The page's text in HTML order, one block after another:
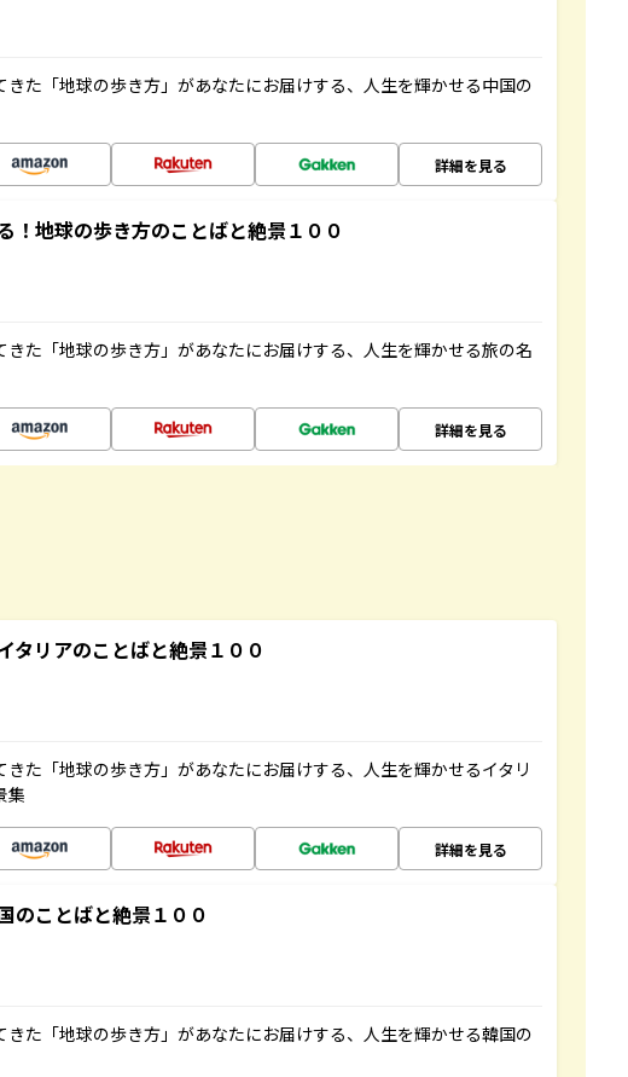
た「地球の歩き方」があなたにお届けする、人生を輝かせる中国の
詳細を見る
！地球の歩き方のことばと絶景１００
た「地球の歩き方」があなたにお届けする、人生を輝かせる旅の名
詳細を見る
タリアのことばと絶景１００
た「地球の歩き方」があなたにお届けする、人生を輝かせるイタリ
集
詳細を見る
のことばと絶景１００
た「地球の歩き方」があなたにお届けする、人生を輝かせる韓国の